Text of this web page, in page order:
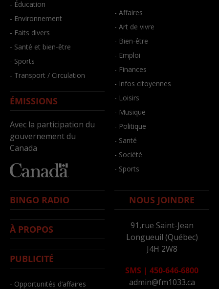
- Éducation
- Environnement
- Faits divers
- Santé et bien-être
- Sports
- Transport / Circulation
ÉMISSIONS
Avec la participation du
gouvernement du
Canada
- Affaires
- Art de vivre
- Bien-être
- Emploi
- Finances
- Infos citoyennes
- Loisirs
- Musique
- Politique
- Santé
- Société
- Sports
BINGO RADIO
À PROPOS
PUBLICITÉ
- Opportunités d’affaires
NOUS JOINDRE
91,rue Saint-Jean
Longueuil (Québec)
J4H 2W8
SMS | 450-646-6800
admin@fm1033.ca